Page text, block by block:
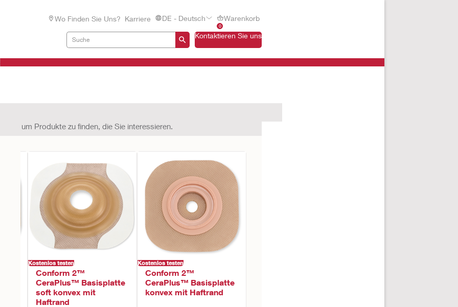
Wo Finden Sie Uns? Karriere DE - Deutsch
0
Warenkorb
Kontaktieren Sie uns
um Produkte zu finden, die Sie interessieren.
Kostenlos testen
Conform 2™
CeraPlus™ Basisplatte
soft konvex mit
Haftrand
Kostenlos testen
Conform 2™
CeraPlus™ Basisplatte
konvex mit Haftrand